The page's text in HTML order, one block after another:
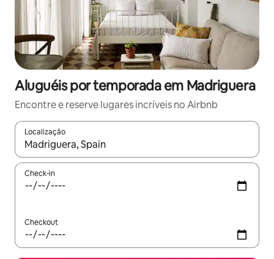
Aluguéis por temporada em Madriguera
Encontre e reserve lugares incríveis no Airbnb
Localização
Quando os resultados estiverem disponíveis, explore-os
Check-in
Checkout